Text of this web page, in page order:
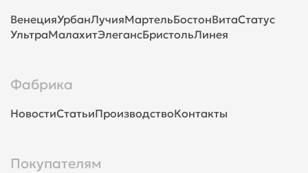
ВенецияУрбанЛучияМартельБостонВитаСтатус
УльтраМалахитЭлегансБристольЛинея
Фабрика
НовостиСтатьиПроизводствоКонтакты
Покупателям